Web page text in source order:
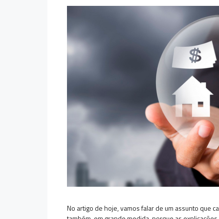
No artigo de hoje, vamos falar de um assunto que